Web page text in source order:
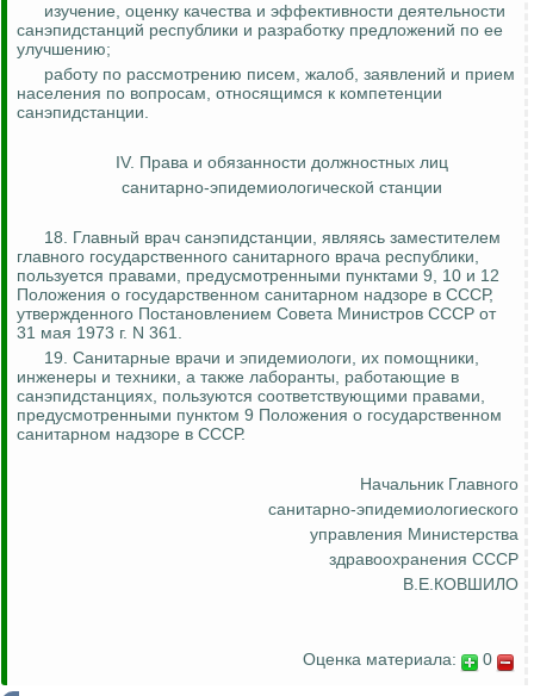
изучение, оценку качества и эффективности деятельности
санэпидстанций республики и разработку предложений по ее
улучшению;
работу по рассмотрению писем, жалоб, заявлений и прием
населения по вопросам, относящимся к компетенции
санэпидстанции.
IV. Права и обязанности должностных лиц
санитарно-эпидемиологической станции
18. Главный врач санэпидстанции, являясь заместителем
главного государственного санитарного врача республики,
пользуется правами, предусмотренными пунктами 9, 10 и 12
Положения о государственном санитарном надзоре в СССР,
утвержденного Постановлением Совета Министров СССР от
31 мая 1973 г. N 361.
19. Санитарные врачи и эпидемиологи, их помощники,
инженеры и техники, а также лаборанты, работающие в
санэпидстанциях, пользуются соответствующими правами,
предусмотренными пунктом 9 Положения о государственном
санитарном надзоре в СССР.
Начальник Главного
санитарно-эпидемиологиеского
управления Министерства
здравоохранения СССР
В.Е.КОВШИЛО
Оценка материала: 0